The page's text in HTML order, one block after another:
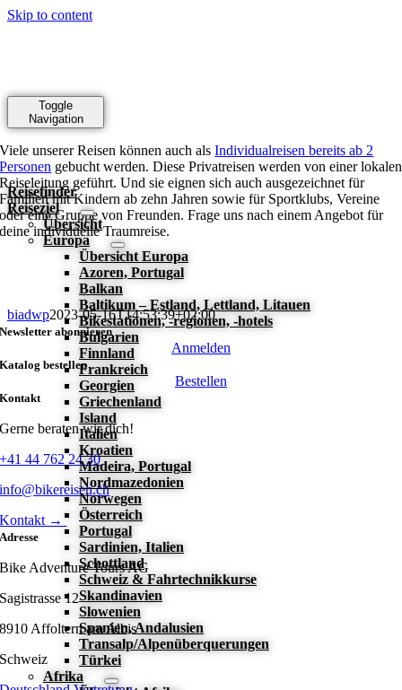
Skip to content
Toggle
Navigation
Reisefinder
Reiseziel
Übersicht
Europa
Übersicht Europa
Azoren, Portugal
Balkan
Baltikum – Estland, Lettland, Litauen
Bikestationen, -regionen, -hotels
Bulgarien
Finnland
Frankreich
Georgien
Griechenland
Island
Italien
Kroatien
Madeira, Portugal
Nordmazedonien
Norwegen
Österreich
Portugal
Sardinien, Italien
Schottland
Schweiz & Fahrtechnikkurse
Skandinavien
Slowenien
Spanien, Andalusien
Transalp/Alpenüberquerungen
Türkei
Afrika
Viele unserer Reisen können auch alsIndividualreisen bereits ab 2
Personen gebucht werden. Diese Privatreisen werden von einer lokalen
Reiseleitung geführt. Und sie eignen sich auch ausgezeichnet für
Familien mit Kindern ab zehn Jahren sowie für Sportklubs, Vereine
oder eine Gruppe von Freunden. Frage uns nach einem Angebot für
deine individuelle Traumreise.
biadwp2023-05-16T14:53:39+02:00
Newsletter abonnieren
Anmelden
Katalog bestellen
Bestellen
Kontakt
Gerne beraten wir dich!
+41 44 762 24 30
info@bikereisen.ch
Kontakt →
Adresse
Bike Adventure Tours AG
Sagistrasse 12
8910 Affoltern am Albis
Schweiz